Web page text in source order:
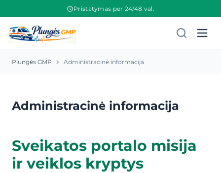
Pristatymas per 24/48 val.
Plungės GMP Administracinė informacija
Administracinė informacija
Sveikatos portalo misija
ir veiklos kryptys